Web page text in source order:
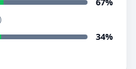
67%
34%